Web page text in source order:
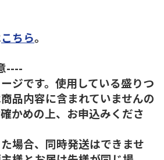
こちら。
----
ジです。使用している盛りつ
品内容に含まれていませんの
かめの上、お申込みくださ
場合、同時発送はできませ